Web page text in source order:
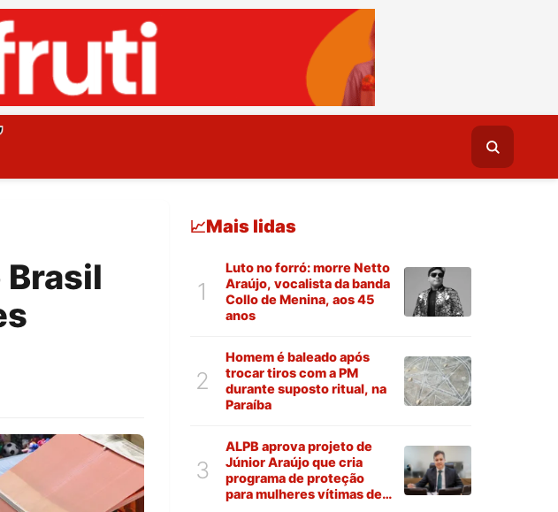
Brasil
📈Mais lidas
1
Luto no forró: morre Netto
Araújo, vocalista da banda
Collo de Menina, aos 45
anos
2
Homem é baleado após
trocar tiros com a PM
durante suposto ritual, na
Paraíba
3
ALPB aprova projeto de
Júnior Araújo que cria
programa de proteção
para mulheres vítimas de